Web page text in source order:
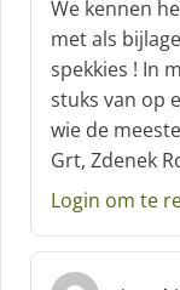
h
r
e
e
f
:
We kennen
met als
spekkies ! In
stuks van op
wie de
Grt, Zdenek
Login om te